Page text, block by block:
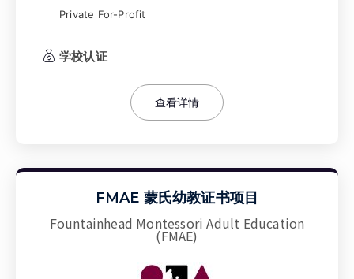
Private For-Profit
学校认证
查看详情
FMAE 蒙氏幼教证书项目
Fountainhead Montessori Adult Education
(FMAE)